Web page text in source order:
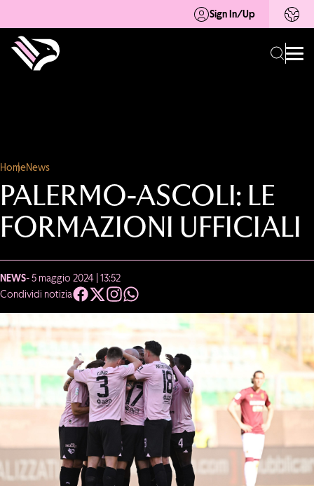
Sign In/Up
HomeNews
PALERMO-ASCOLI: LE
FORMAZIONI UFFICIALI
NEWS- 5 maggio 2024 | 13:52
Condividi notizia